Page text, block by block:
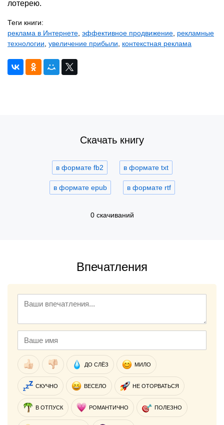
лотерею.
Теги книги:
реклама в Интернете эффективное продвижение рекламные
технологии увеличение прибыли контекстная реклама
Скачать книгу
в формате fb2 в формате txt
в формате epub в формате rtf
0 скачиваний
Впечатления
ДО СЛЁЗ МИЛО
СКУЧНО ВЕСЕЛО НЕ ОТОРВАТЬСЯ
В ОТПУСК РОМАНТИЧНО ПОЛЕЗНО